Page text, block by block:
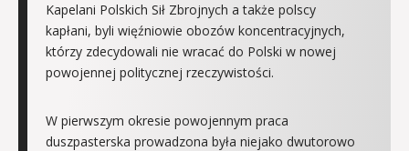
Kapelani Polskich Sił Zbrojnych a także polscy
kapłani, byli więźniowie obozów koncentracyjnych,
którzy zdecydowali nie wracać do Polski w nowej
powojennej politycznej rzeczywistości.
W pierwszym okresie powojennym praca
duszpasterska prowadzona była niejako dwutorowo